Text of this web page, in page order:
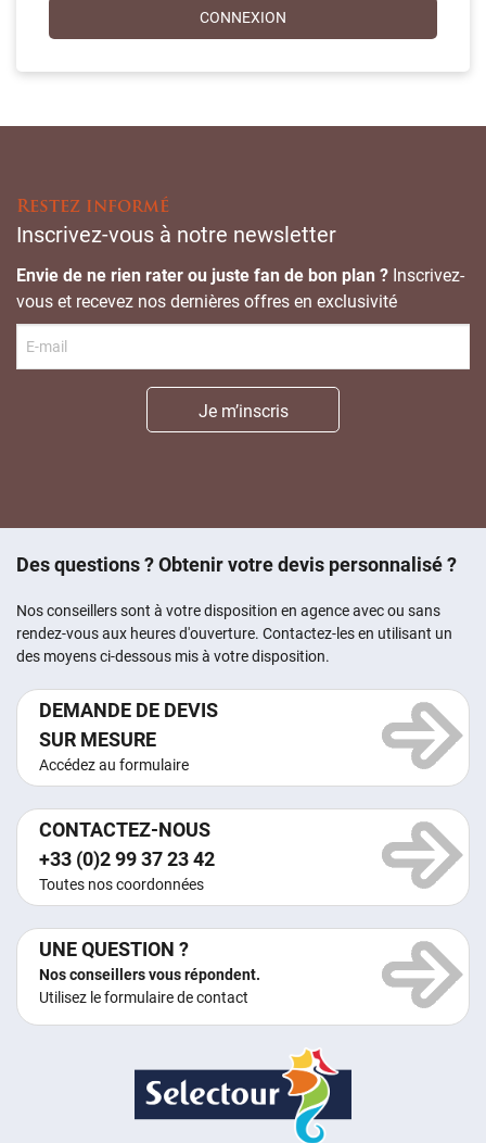
Restez informé
Inscrivez-vous à notre newsletter
Envie de ne rien rater ou juste fan de bon plan ? Inscrivez-
vous et recevez nos dernières offres en exclusivité
Des questions ? Obtenir votre devis personnalisé ?
Nos conseillers sont à votre disposition en agence avec ou sans
rendez-vous aux heures d'ouverture. Contactez-les en utilisant un
des moyens ci-dessous mis à votre disposition.
DEMANDE DE DEVIS
SUR MESURE
Accédez au formulaire
CONTACTEZ-NOUS
+33 (0)2 99 37 23 42
Toutes nos coordonnées
UNE QUESTION ?
Nos conseillers vous répondent.
Utilisez le formulaire de contact